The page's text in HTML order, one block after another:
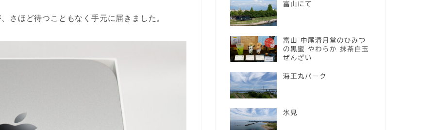
さほど待つこともなく手元に届きました。
富山にて
富山 中尾清月堂のひみつ
の黒蜜 やわらか 抹茶白玉
ぜんざい
海王丸パーク
氷見